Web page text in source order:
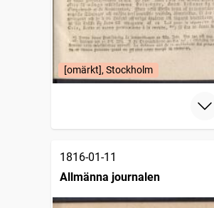
[omärkt], Stockholm
1816-01-11
Allmänna journalen